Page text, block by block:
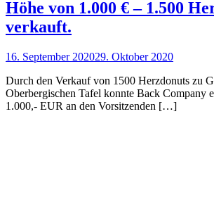
Höhe von 1.000 € – 1.500
verkauft.
16. September 202029. Oktober 2020
Durch den Verkauf von 1500 Herzdonuts zu
Oberbergischen Tafel konnte Back Company
1.000,- EUR an den Vorsitzenden […]